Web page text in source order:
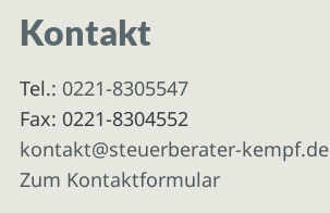
Kontakt
Tel.: 0221-8305547
Fax: 0221-8304552
kontakt@steuerberater-kempf.de
Zum Kontaktformular